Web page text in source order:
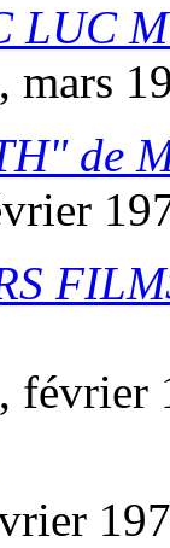
LUC
mars
de
février